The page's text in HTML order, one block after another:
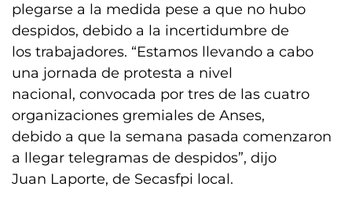
plegarse a la medida pese a que no hubo
despidos, debido a la incertidumbre de
los trabajadores. “Estamos llevando a cabo
una jornada de protesta a nivel
nacional, convocada por tres de las cuatro
organizaciones gremiales de Anses,
debido a que la semana pasada comenzaron
a llegar telegramas de despidos”, dijo
Juan Laporte, de Secasfpi local.